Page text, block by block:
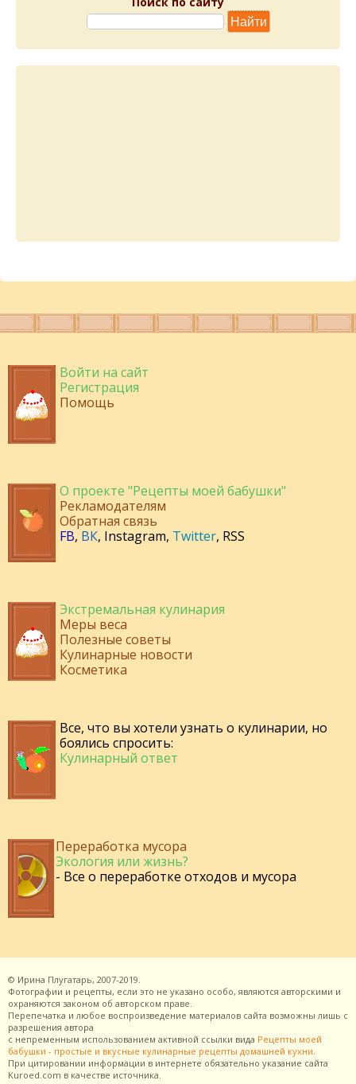
Войти на сайт
Регистрация
Помощь
О проекте "Рецепты моей бабушки"
Рекламодателям
Обратная связь
FB, ВК, Instagram, Twitter, RSS
Экстремальная кулинария
Меры веса
Полезные советы
Кулинарные новости
Косметика
Все, что вы хотели узнать о кулинарии, но
боялись спросить:
Кулинарный ответ
Переработка мусора
Экология или жизнь?
- Все о переработке отходов и мусора
© Ирина Плугатарь, 2007-2019.
Фотографии и рецепты, если это не указано особо, являются авторскими и
охраняются законом об авторском праве.
Перепечатка и любое воспроизведение материалов сайта возможны лишь с
разрешения автора
с непременным использованием активной ссылки вида Рецепты моей
бабушки - простые и вкусные кулинарные рецепты домашней кухни.
При цитировании информации в интернете обязательно указание сайта
Kuroed.com в качестве источника.